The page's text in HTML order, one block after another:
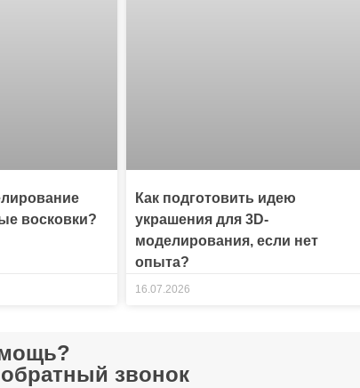
восковки?
Как подготовить идею
украшения для 3D-
моделирования, если нет
опыта?
16.07.2026
звонок